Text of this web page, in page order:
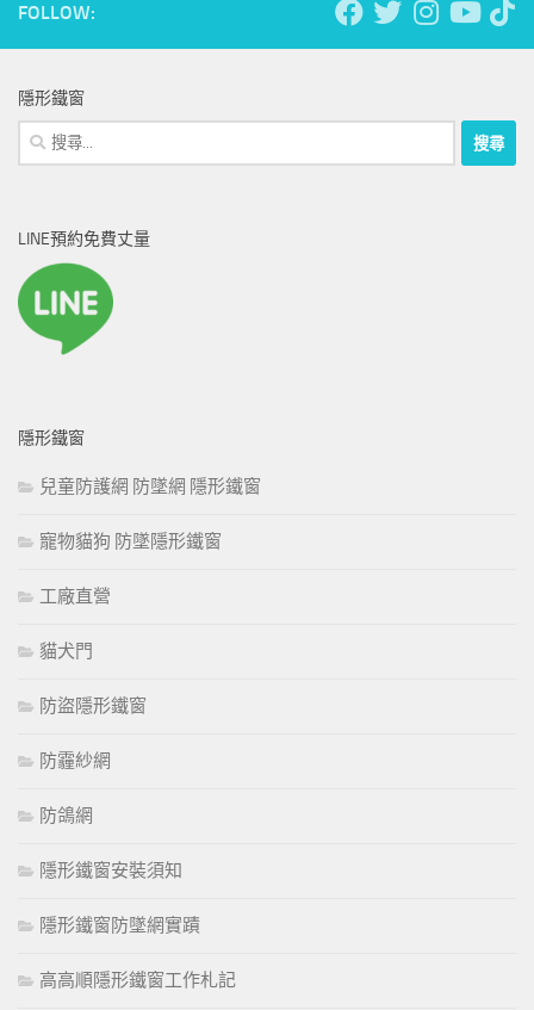
FOLLOW:
隱形鐵窗
搜
尋
字:
LINE預約免費丈量
隱形鐵窗
兒童防護網 防墜網 隱形鐵窗
寵物貓狗 防墜隱形鐵窗
工廠直營
貓犬門
防盜隱形鐵窗
防霾紗網
防鴿網
隱形鐵窗安裝須知
隱形鐵窗防墜網實蹟
高高順隱形鐵窗工作札記